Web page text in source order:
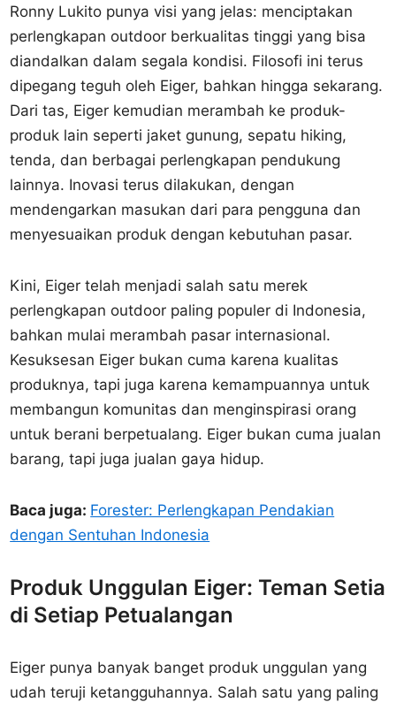
Ronny Lukito punya visi yang jelas: menciptakan
perlengkapan outdoor berkualitas tinggi yang bisa
diandalkan dalam segala kondisi. Filosofi ini terus
dipegang teguh oleh Eiger, bahkan hingga sekarang.
Dari tas, Eiger kemudian merambah ke produk-
produk lain seperti jaket gunung, sepatu hiking,
tenda, dan berbagai perlengkapan pendukung
lainnya. Inovasi terus dilakukan, dengan
mendengarkan masukan dari para pengguna dan
menyesuaikan produk dengan kebutuhan pasar.
Kini, Eiger telah menjadi salah satu merek
perlengkapan outdoor paling populer di Indonesia,
bahkan mulai merambah pasar internasional.
Kesuksesan Eiger bukan cuma karena kualitas
produknya, tapi juga karena kemampuannya untuk
membangun komunitas dan menginspirasi orang
untuk berani berpetualang. Eiger bukan cuma jualan
barang, tapi juga jualan gaya hidup.
Baca juga: Forester: Perlengkapan Pendakian
dengan Sentuhan Indonesia
Produk Unggulan Eiger: Teman Setia
di Setiap Petualangan
Eiger punya banyak banget produk unggulan yang
udah teruji ketangguhannya. Salah satu yang paling